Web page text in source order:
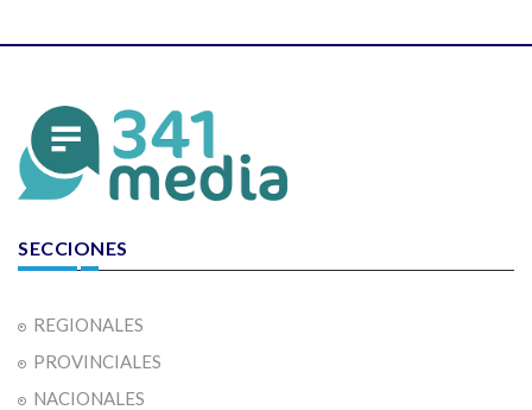
SECCIONES
REGIONALES
PROVINCIALES
NACIONALES